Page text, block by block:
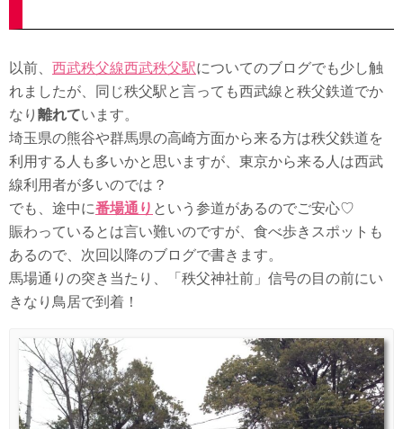
以前、 西武秩父線西武秩父駅についてのブログでも少し触
れましたが、同じ秩父駅と言っても西武線と秩父鉄道でか
なり 離れています。
埼玉県の熊谷や群馬県の高崎方面から来る方は秩父鉄道を
利用する人も多いかと思いますが、東京から来る人は西武
線利用者が多いのでは？
でも、途中に番場通り という参道があるのでご安心♡
賑わっているとは言い難いのですが、食べ歩きスポットも
あるので、次回以降のブログで書きます。
馬場通りの突き当たり、「秩父神社前」信号の目の前にい
きなり鳥居で到着！